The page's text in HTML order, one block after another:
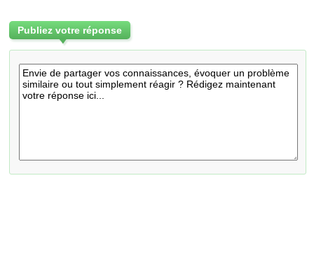
Publiez votre réponse